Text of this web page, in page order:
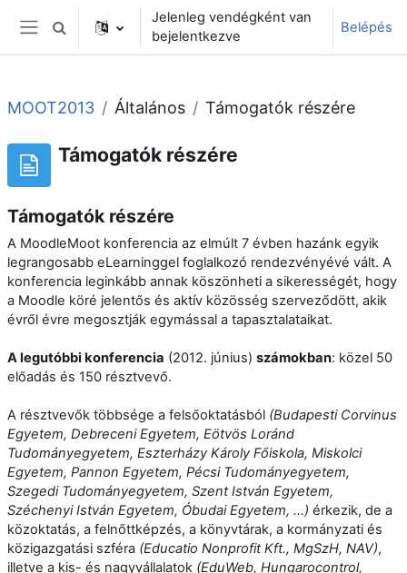
Tovább a fő tartalomhoz
Oldalpanel
Keresési bemeneti adatok váltása
Jelenleg vendégként van
bejelentkezve
Belépés
MOOT2013 Általános Támogatók részére
Támogatók részére
Támogatók részére
A MoodleMoot konferencia az elmúlt 7 évben hazánk egyik
legrangosabb eLearninggel foglalkozó rendezvényévé vált. A
konferencia leginkább annak köszönheti a sikerességét, hogy
a Moodle köré jelentős és aktív közösség szerveződött, akik
évről évre megosztják egymással a tapasztalataikat.
A legutóbbi konferencia (2012. június) számokban: közel 50
előadás és 150 résztvevő.
A résztvevők többsége a felsőoktatásból (Budapesti Corvinus
Egyetem, Debreceni Egyetem, Eötvös Loránd
Tudományegyetem, Eszterházy Károly Főiskola, Miskolci
Egyetem, Pannon Egyetem, Pécsi Tudományegyetem,
Szegedi Tudományegyetem, Szent István Egyetem,
Széchenyi István Egyetem, Óbudai Egyetem, …) érkezik, de a
közoktatás, a felnőttképzés, a könyvtárak, a kormányzati és
közigazgatási szféra (Educatio Nonprofit Kft., MgSzH, NAV),
illetve a kis- és nagyvállalatok (EduWeb, Hungarocontrol,